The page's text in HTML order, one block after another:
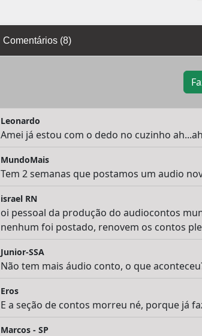
Comentários (8)
Leonardo
Amei já estou com o dedo no cuzinho
MundoMais
Tem 2 semanas que postamos um audio
israel RN
oi pessoal da produção do audiocontos
nenhum foi postado, renovem os contos
Junior-SSA
Não tem mais áudio conto, o que
Eros
E a seção de contos morreu né, porque já
Marcos - SP